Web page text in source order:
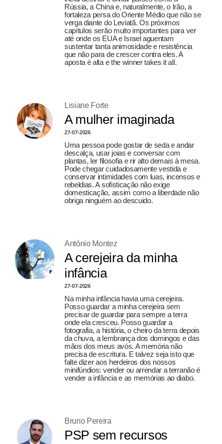
Rússia, a China e, naturalmente, o Irão, a
fortaleza persa do Oriente Médio que não se
verga diante do Leviatã. Os próximos
capítulos serão muito importantes para ver
até onde os EUA e Israel aguentam
sustentar tanta animosidade e resistência
que não para de crescer contra eles. A
aposta é alta e the winner takes it all.
Lisiane Forte
A mulher imaginada
27-07-2026
Uma pessoa pode gostar de seda e andar
descalça, usar joias e conversar com
plantas, ler filosofia e rir alto demais à mesa.
Pode chegar cuidadosamente vestida e
conservar intimidades com luas, incensos e
rebeldias. A sofisticação não exige
domesticação, assim como a liberdade não
obriga ninguém ao descuido.
António Montez
A cerejeira da minha
infância
27-07-2026
Na minha infância havia uma cerejeira.
Posso guardar a minha cerejeira sem
precisar de guardar para sempre a terra
onde ela cresceu. Posso guardar a
fotografia, a história, o cheiro da terra depois
da chuva, a lembrança dos domingos e das
mãos dos meus avós. A memória não
precisa de escritura. E talvez seja isto que
falte dizer aos herdeiros dos nossos
minifúndios: vender ou arrendar a terranão é
vender a infância e as memórias ao diabo.
Bruno Pereira
PSP sem recursos